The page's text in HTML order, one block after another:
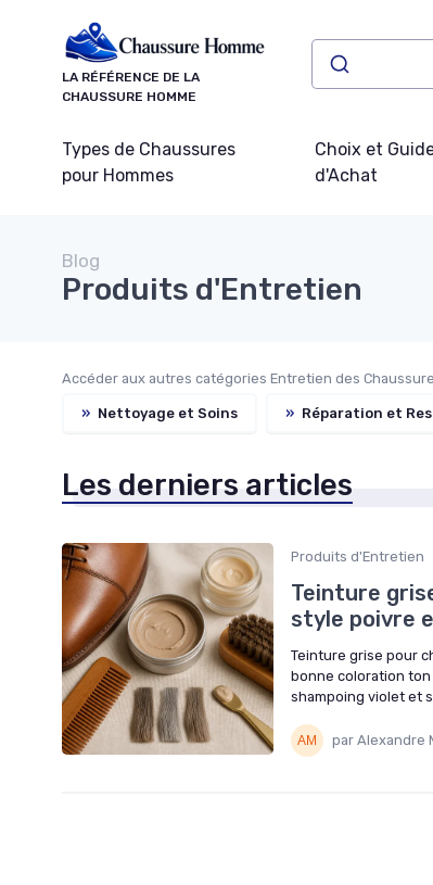
LA RÉFÉRENCE DE LA
CHAUSSURE HOMME
Types de Chaussures
pour Hommes
Choix et
d'Achat
Blog
Produits d'Entretien
Accéder aux autres catégories Entretien des
» Nettoyage et Soins » Réparation et
Les derniers articles
Produits d'Entretien
Teinture
style poivre
Teinture grise pour
bonne coloration
shampoing violet et
par Alexandre